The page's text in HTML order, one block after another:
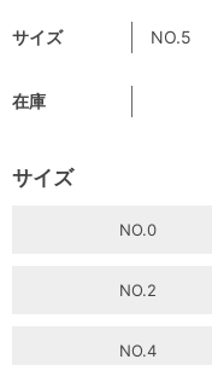
サイズ NO.5
在庫
サイズ
NO.0
NO.2
NO.4